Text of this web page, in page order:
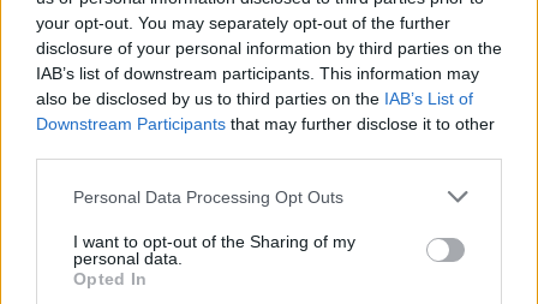
your opt-out. You may separately opt-out of the further
disclosure of your personal information by third parties on the
IAB’s list of downstream participants. This information may
also be disclosed by us to third parties on the IAB’s List of
Downstream Participants that may further disclose it to other
Personal Data Processing Opt Outs
I want to opt-out of the Sharing of my
personal data.
Opted In
Des astuces pour cuisiner moins
sucré, sans frustration
Réduire progressivement le sucre dans les
recettes
Il n’est pas nécessaire de supprimer totalement le
frustration. Diminuez progressivement la dose
utilisée dans les recettes familiales, jusqu’à trouver le